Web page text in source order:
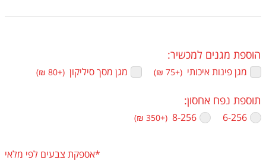
הוספת מגנים למכשיר:
מגן פינות איכותי ‏ (+75 ₪) מגן מסך סיליקון ‏ (+80 ₪)
תוספת נפח אחסון:
6-256
8-256 ‏
(+350 ₪)
*אספקת צבעים לפי מלאי